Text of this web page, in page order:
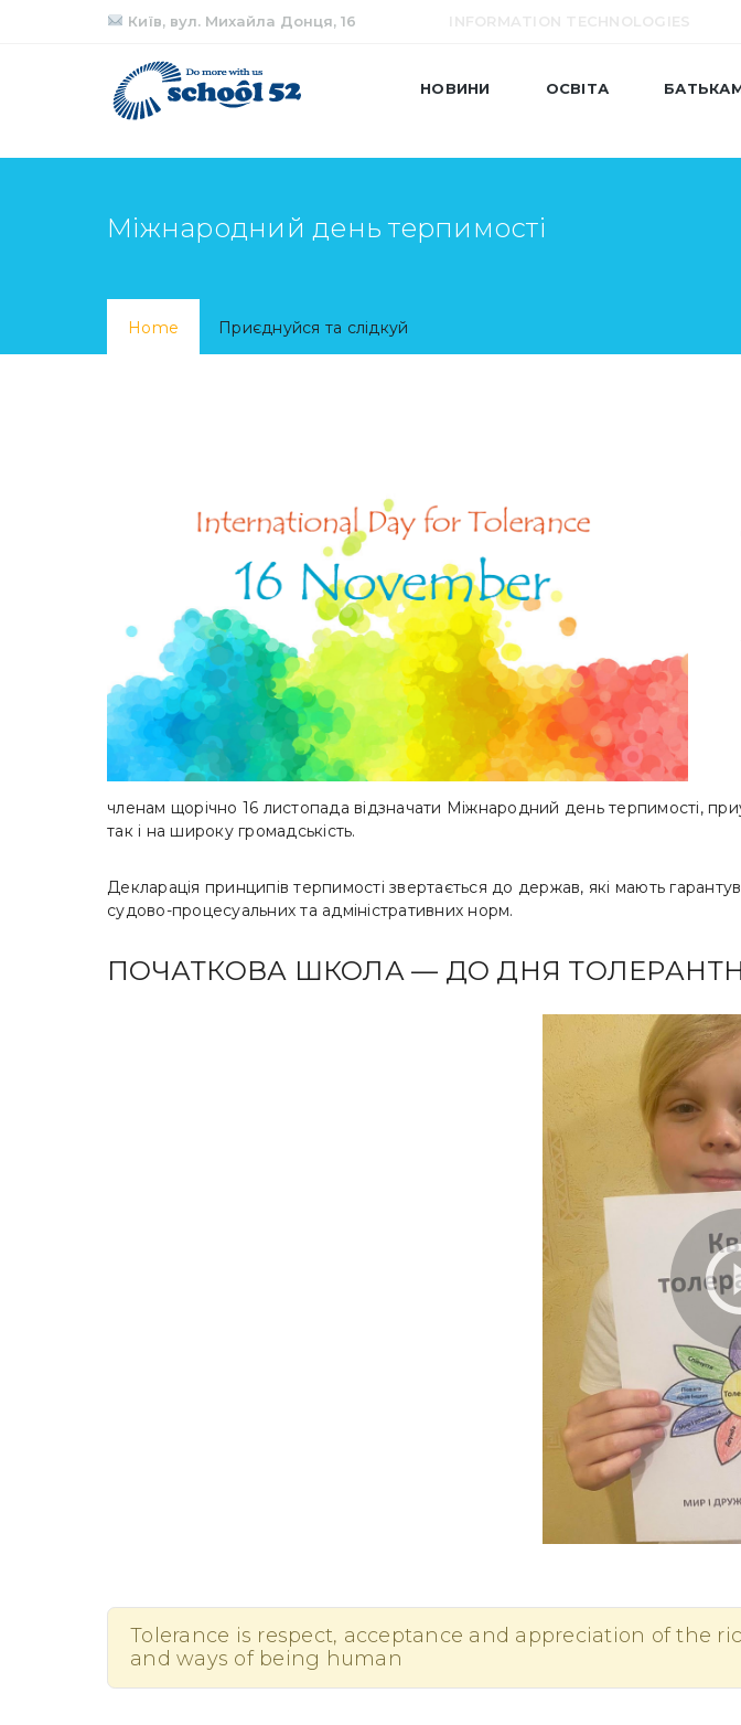
Київ, вул. Михайла Донця, 16
НОВИНИ ОСВІТА
Міжнародний день терпимості
Home Приєднуйся та слідкуй
членам щорічно 16 листопада відзначати Міжнародний день терпимості,
так і на широку громадськість.
Декларація принципів терпимості звертається до держав, які мають
судово-процесуальних та адміністративних норм.
ПОЧАТКОВА ШКОЛА — ДО ДНЯ
Tolerance is respect, acceptance and appreciation of the
and ways of being human